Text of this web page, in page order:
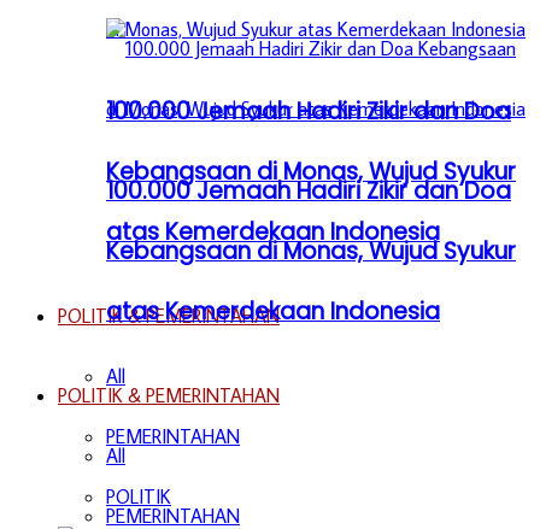
100.000 Jemaah Hadiri Zikir dan Doa
Kebangsaan di Monas, Wujud Syukur
atas Kemerdekaan Indonesia
POLITIK & PEMERINTAHAN
All
PEMERINTAHAN
POLITIK
100.000 Jemaah Hadiri Zikir dan Doa
Kebangsaan di Monas, Wujud Syukur
atas Kemerdekaan Indonesia
POLITIK & PEMERINTAHAN
All
PEMERINTAHAN